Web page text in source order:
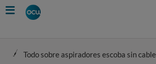
Skip
to
Todo sobre aspiradores escoba sin cable